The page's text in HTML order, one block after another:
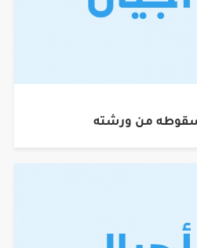
من ورشته